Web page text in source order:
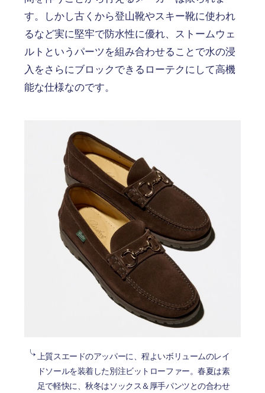
す。しかし古くから登山靴やスキー靴に使われ
るなど実に堅牢で防水性に優れ、ストームウェ
ルトというパーツを組み合わせることで水の浸
入をさらにブロックできるローテクにして高機
能な仕様なのです。
上質スエードのアッパーに、程よいボリュームのレイ
ドソールを装着した別注ビットローファー。春夏は素
足で軽快に、秋冬はソックス＆厚手パンツとの合わせ